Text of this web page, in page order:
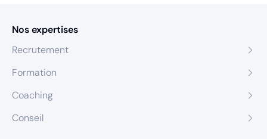
Nos expertises
Recrutement
Formation
Coaching
Conseil